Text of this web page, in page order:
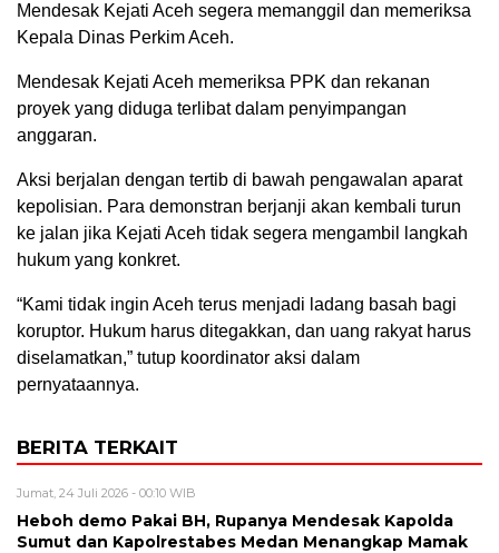
Mendesak Kejati Aceh segera memanggil dan memeriksa
Kepala Dinas Perkim Aceh.
Mendesak Kejati Aceh memeriksa PPK dan rekanan
proyek yang diduga terlibat dalam penyimpangan
anggaran.
Aksi berjalan dengan tertib di bawah pengawalan aparat
kepolisian. Para demonstran berjanji akan kembali turun
ke jalan jika Kejati Aceh tidak segera mengambil langkah
hukum yang konkret.
“Kami tidak ingin Aceh terus menjadi ladang basah bagi
koruptor. Hukum harus ditegakkan, dan uang rakyat harus
diselamatkan,” tutup koordinator aksi dalam
pernyataannya.
BERITA TERKAIT
Jumat, 24 Juli 2026 - 00:10 WIB
Heboh demo Pakai BH, Rupanya Mendesak Kapolda
Sumut dan Kapolrestabes Medan Menangkap Mamak